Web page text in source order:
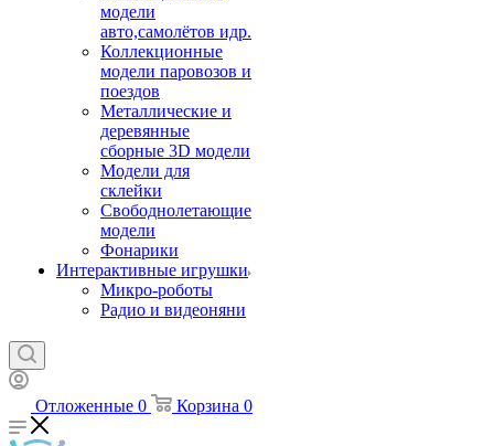
модели
авто,самолётов идр.
Коллекционные
модели паровозов и
поездов
Металлические и
деревянные
сборные 3D модели
Модели для
склейки
Свободнолетающие
модели
Фонарики
Интерактивные игрушки
Микро-роботы
Радио и видеоняни
Отложенные 0 Корзина 0